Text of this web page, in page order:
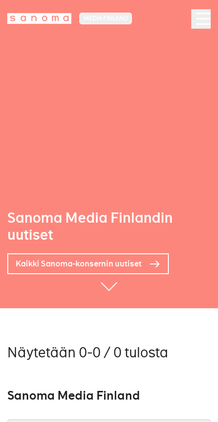
Sanoma Media Finlandin
uutiset
Kaikki Sanoma-konsernin uutiset
Näytetään 0-0 / 0 tulosta
Sanoma Media Finland